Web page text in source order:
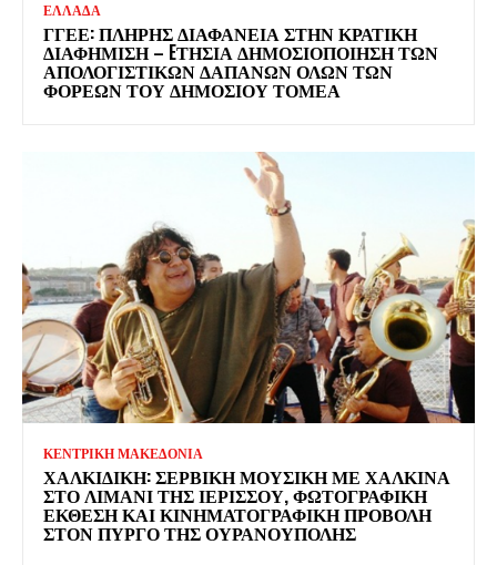
ΕΛΛΑΔΑ
ΓΓΕΕ: ΠΛΉΡΗΣ ΔΙΑΦΆΝΕΙΑ ΣΤΗΝ ΚΡΑΤΙΚΉ
ΔΙΑΦΉΜΙΣΗ – EΤΉΣΙΑ ΔΗΜΟΣΙΟΠΟΊΗΣΗ ΤΩΝ
ΑΠΟΛΟΓΙΣΤΙΚΏΝ ΔΑΠΑΝΏΝ ΌΛΩΝ ΤΩΝ
ΦΟΡΈΩΝ ΤΟΥ ΔΗΜΟΣΊΟΥ ΤΟΜΈΑ
ΚΕΝΤΡΙΚΗ ΜΑΚΕΔΟΝΙΑ
ΧΑΛΚΙΔΙΚΉ: ΣΕΡΒΙΚΉ ΜΟΥΣΙΚΉ ΜΕ ΧΆΛΚΙΝΑ
ΣΤΟ ΛΙΜΆΝΙ ΤΗΣ ΙΕΡΙΣΣΟΎ, ΦΩΤΟΓΡΑΦΙΚΉ
ΈΚΘΕΣΗ ΚΑΙ ΚΙΝΗΜΑΤΟΓΡΑΦΙΚΉ ΠΡΟΒΟΛΉ
ΣΤΟΝ ΠΎΡΓΟ ΤΗΣ ΟΥΡΑΝΟΎΠΟΛΗΣ